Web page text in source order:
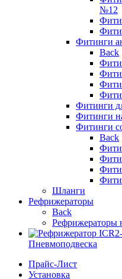
№12
Фитинги
Back
Фитинги
Фитинги
Фитинги
Back
Шланги
Рефрижераторы
Back
Рефрижераторы
Пневмоподвеска
Прайс-Лист
Установка